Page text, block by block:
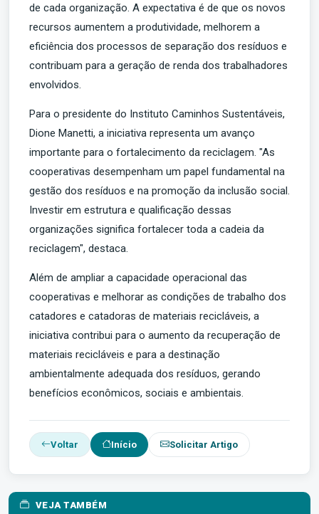
de cada organização. A expectativa é de que os novos
recursos aumentem a produtividade, melhorem a
eficiência dos processos de separação dos resíduos e
contribuam para a geração de renda dos trabalhadores
envolvidos.
Para o presidente do Instituto Caminhos Sustentáveis,
Dione Manetti, a iniciativa representa um avanço
importante para o fortalecimento da reciclagem. "As
cooperativas desempenham um papel fundamental na
gestão dos resíduos e na promoção da inclusão social.
Investir em estrutura e qualificação dessas
organizações significa fortalecer toda a cadeia da
reciclagem", destaca.
Além de ampliar a capacidade operacional das
cooperativas e melhorar as condições de trabalho dos
catadores e catadoras de materiais recicláveis, a
iniciativa contribui para o aumento da recuperação de
materiais recicláveis e para a destinação
ambientalmente adequada dos resíduos, gerando
benefícios econômicos, sociais e ambientais.
Voltar Início Solicitar Artigo
VEJA TAMBÉM